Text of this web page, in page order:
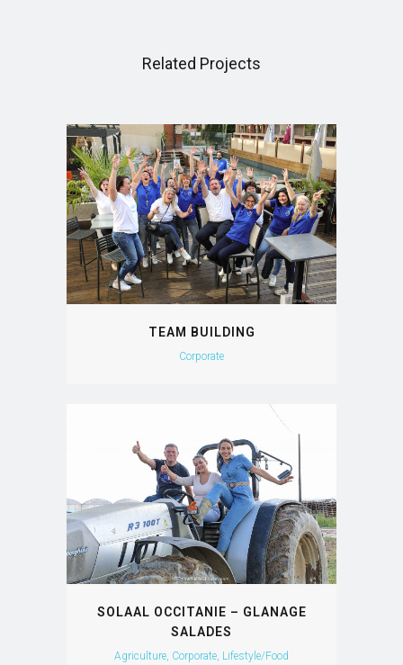
Related Projects
TEAM BUILDING
Corporate
SOLAAL OCCITANIE – GLANAGE
SALADES
Agriculture, Corporate, Lifestyle/Food